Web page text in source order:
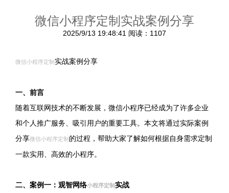
微信小程序定制实战案例分享
2025/9/13 19:48:41 阅读：1107
微信小程序定制 实战案例分享
一、前言
随着互联网技术的不断发展，微信小程序已经成为了许多企业
和个人推广服务、吸引用户的重要工具。本文将通过实际案例
分享微信小程序定制 的过程，帮助大家了解如何根据自身需求定制
一款实用、高效的小程序。
二、案例一：观智网络小程序定制实战